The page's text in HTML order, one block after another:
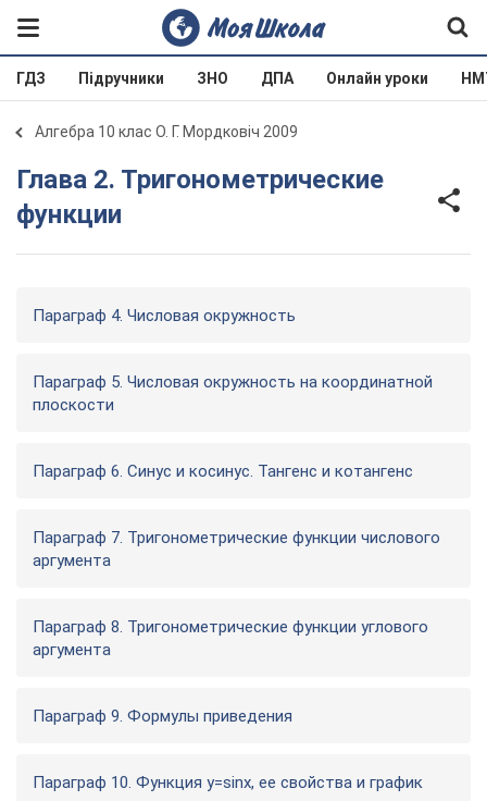
ГДЗ Підручники ЗНО ДПА Онлайн уроки
Алгебра 10 клас О. Г. Мордковіч 2009
Глава 2. Тригонометрические
функции
Параграф 4. Числовая окружность
Параграф 5. Числовая окружность на координатной
плоскости
Параграф 6. Синус и косинус. Тангенс и котангенс
Параграф 7. Тригонометрические функции числового
аргумента
Параграф 8. Тригонометрические функции углового
аргумента
Параграф 9. Формулы приведения
Параграф 10. Функция у=sinx, ее свойства и график